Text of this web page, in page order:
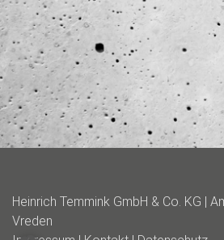
Heinrich Temmink GmbH & Co. KG |
Vreden